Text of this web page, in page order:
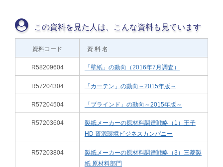
この資料を見た人は、こんな資料も見ています
資料コード 資 料 名
R58209604 「壁紙」の動向（2016年7月調査）
R57204304 「カーテン」の動向～2015年版～
R57204504 「ブラインド」の動向～2015年版～
R57203604
製紙メーカーの原材料調達戦略（1）王子
HD 資源環境ビジネスカンパニー
R57203804
製紙メーカーの原材料調達戦略（3）三菱製
紙 原材料部門